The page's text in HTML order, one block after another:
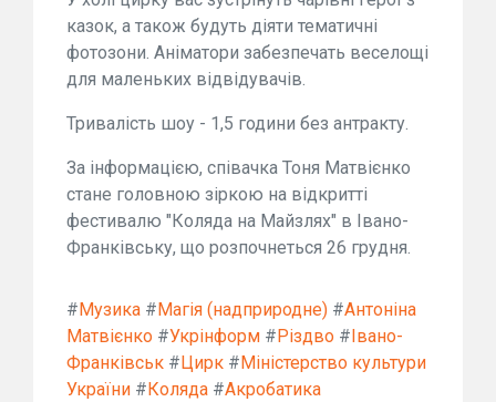
казок, а також будуть діяти тематичні
фотозони. Аніматори забезпечать веселощі
для маленьких відвідувачів.
Тривалість шоу - 1,5 години без антракту.
За інформацією, співачка Тоня Матвієнко
стане головною зіркою на відкритті
фестивалю "Коляда на Майзлях" в Івано-
Франківську, що розпочнеться 26 грудня.
# Музика # Магія (надприродне) #Антоніна
Матвієнко #Укрінформ # Різдво # Івано-
Франківськ # Цирк # Міністерство культури
України # Коляда #Акробатика